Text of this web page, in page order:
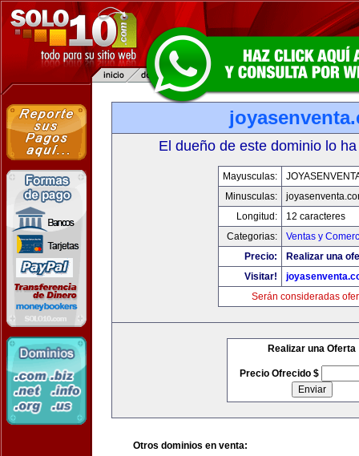
El dueño de este dominio lo
Mayusculas:
Minusculas:
Longitud:
12 caracteres
Categorias:
Ventas y
Precio:
Realizar una
Visitar!
Serán consideradas
Realizar una Oferta
Precio Ofrecido $
Otros dominios en venta: